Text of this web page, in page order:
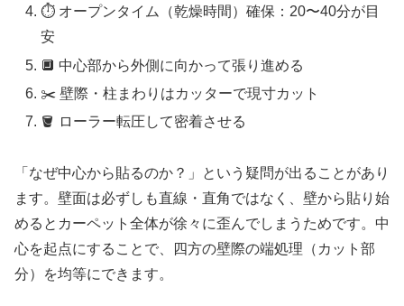
⏱️ オープンタイム（乾燥時間）確保：20〜40分が目
安
🔲 中心部から外側に向かって張り進める
✂️ 壁際・柱まわりはカッターで現寸カット
🪣 ローラー転圧して密着させる
「なぜ中心から貼るのか？」という疑問が出ることがあり
ます。壁面は必ずしも直線・直角ではなく、壁から貼り始
めるとカーペット全体が徐々に歪んでしまうためです。中
心を起点にすることで、四方の壁際の端処理（カット部
分）を均等にできます。